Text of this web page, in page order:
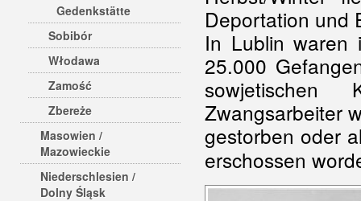
Gedenkstätte
Sobibór
Włodawa
Zamość
Zbereże
Masowien /
Mazowieckie
Niederschlesien /
Dolny Śląsk
Deportation und
In Lublin waren
25.000
sowjetischen
Zwangsarbeiter
gestorben oder
erschossen